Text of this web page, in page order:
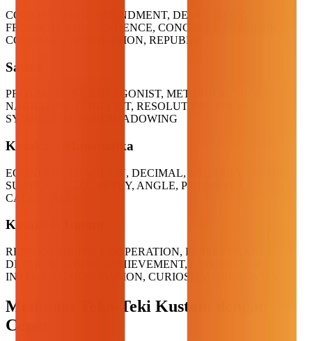
CONSTITUTION, AMENDMENT, DEMOCRACY,
FREEDOM, INDEPENDENCE, CONGRESS, PRESIDENT,
COLONIAL, REVOLUTION, REPUBLIC
Sastra
PROTAGONIST, ANTAGONIST, METAPHOR, SIMILE,
NARRATIVE, CONFLICT, RESOLUTION, THEME,
SYMBOLISM, FORESHADOWING
Kosakata Matematika
EQUATION, FRACTION, DECIMAL, MULTIPLY, DIVIDE,
SUBTRACT, GEOMETRY, ANGLE, PERIMETER,
CALCULATE
Kosakata Umum
RESPONSIBILITY, COOPERATION, PERSEVERANCE,
DETERMINATION, ACHIEVEMENT, CONFIDENCE,
INTEGRITY, COMPASSION, CURIOSITY, CREATIVITY
Membuat Teka-Teki Kustom dengan
Cepat